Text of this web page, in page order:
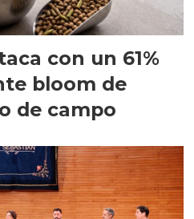
con un 61%
bloom de
de campo